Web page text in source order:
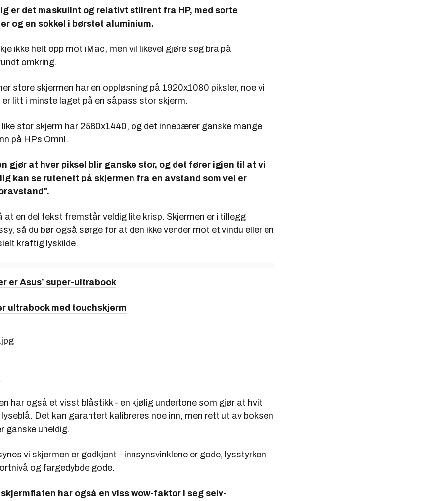
Index
er det maskulint og relativt stilrent fra HP, med sorte
og en sokkel i børstet aluminium.
ikke helt opp mot iMac, men vil likevel gjøre seg bra på
omkring.
store skjermen har en oppløsning på 1920x1080 piksler, noe vi
litt i minste laget på en såpass stor skjerm.
stor skjerm har 2560x1440, og det innebærer ganske mange
på HPs Omni.
gjør at hver piksel blir ganske stor, og det fører igjen til at vi
kan se rutenett på skjermen fra en avstand som vel er
at en del tekst fremstår veldig lite krisp. Skjermen er i tillegg
så du bør også sørge for at den ikke vender mot et vindu eller en
kraftig lyskilde.
er Asus’ super-ultrabook
ultrabook med touchskjerm
har også et visst blåstikk - en kjølig undertone som gjør at hvit
Det kan garantert kalibreres noe inn, men rett ut av boksen
ganske uheldig.
vi skjermen er godkjent - innsynsvinklene er gode, lysstyrken
og fargedybde gode.
skjermflaten har også en viss wow-faktor i seg selv-